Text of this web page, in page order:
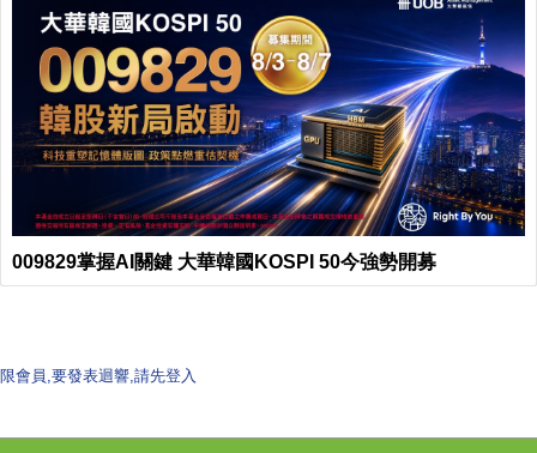
009829掌握AI關鍵 大華韓國KOSPI 50今強勢開募
限會員,要發表迴響,請先登入